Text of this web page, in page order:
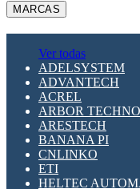
MARCAS
Ver todas
ADELSYSTEM
ADVANTECH
ACREL
ARBOR
ARESTECH
BANANA PI
CNLINKO
ETI
HELTEC